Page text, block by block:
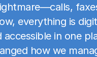
everything is
in one
how we